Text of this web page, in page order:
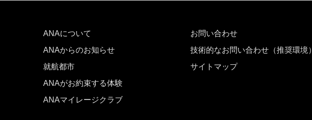
ANAについて
ANAからのお知らせ
就航都市
ANAがお約束する体験
ANAマイレージクラブ
お問い合わせ
技術的なお問い合わせ（推奨環境）
サイトマップ